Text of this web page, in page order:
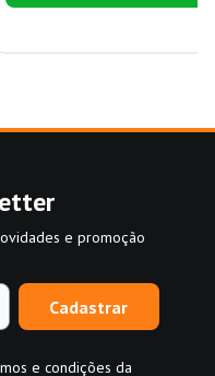
e promoção
Cadastrar
e condições da